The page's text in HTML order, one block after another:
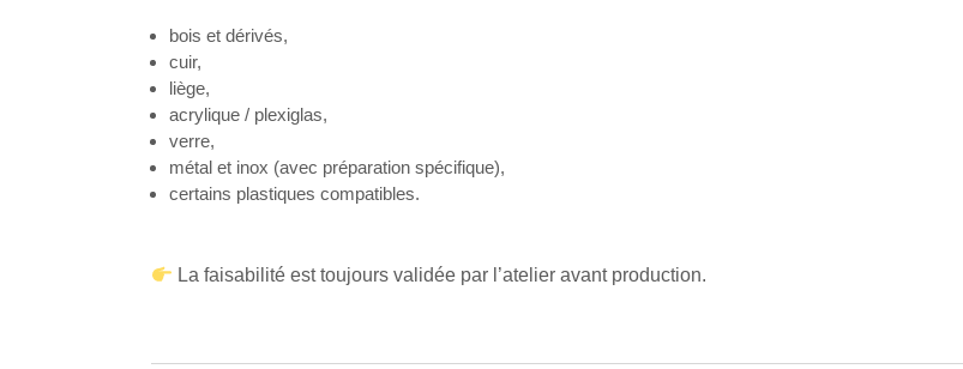
bois et dérivés,
cuir,
liège,
acrylique / plexiglas,
verre,
métal et inox (avec préparation spécifique),
certains plastiques compatibles.
La faisabilité est toujours validée par l’atelier avant production.